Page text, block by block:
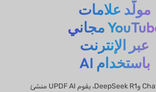
مولّد علامات
YouTube مجاني
عبر الإنترنت
باستخدام AI
مدعوم بـ ChatGPT وDeepSeek R1، يقوم UPDF AI منشئ